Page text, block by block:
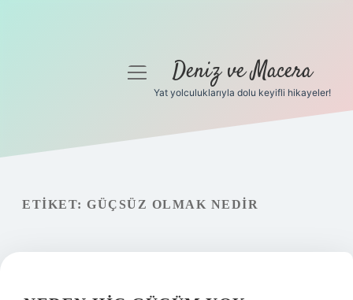
Gizlilik Politikası
menüyüDeniz ve Macera
Yat yolculuklarıyla dolu keyifli hikayeler!
ETIKET: GÜÇSÜZ OLMAK NEDIR